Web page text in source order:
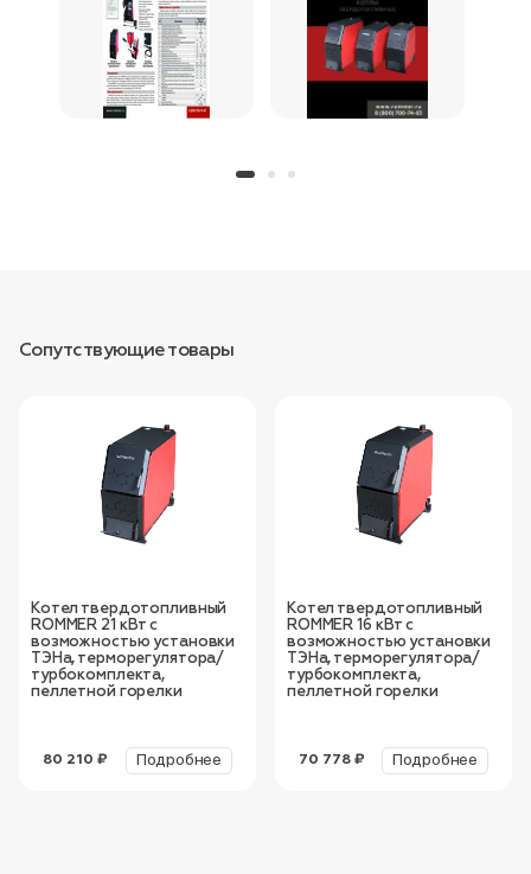
Сопутствующие товары
Котел твердотопливный
ROMMER 21 кВт с
возможностью установки
ТЭНа, терморегулятора/
турбокомплекта,
пеллетной горелки
80 210 ₽ Подробнее
Котел твердотопливный
ROMMER 16 кВт с
возможностью установки
ТЭНа, терморегулятора/
турбокомплекта,
пеллетной горелки
70 778 ₽ Подробнее